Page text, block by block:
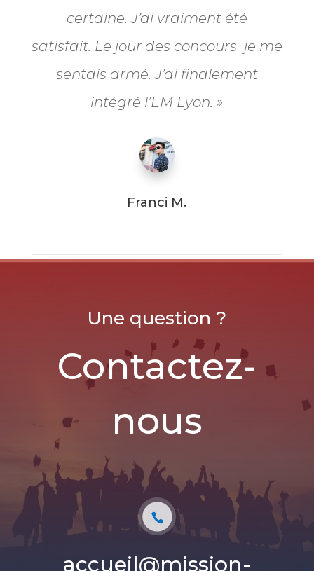
certaine. J’ai vraiment été
satisfait. Le jour des concours je me
sentais armé. J’ai finalement
intégré l’EM Lyon. »
Franci M.
Une question ?
Contactez-
nous
accueil@mission-